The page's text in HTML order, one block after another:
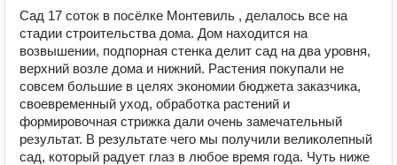
Сад 17 соток в посёлке Монтевиль , делалось все на
стадии строительства дома. Дом находится на
возвышении, подпорная стенка делит сад на два уровня,
верхний возле дома и нижний. Растения покупали не
совсем большие в целях экономии бюджета заказчика,
своевременный уход, обработка растений и
формировочная стрижка дали очень замечательный
результат. В результате чего мы получили великолепный
сад, который радует глаз в любое время года. Чуть ниже